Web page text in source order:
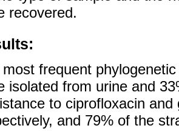
recovered.
frequent
isolated from urine and
to ciprofloxacin
and 79% of the